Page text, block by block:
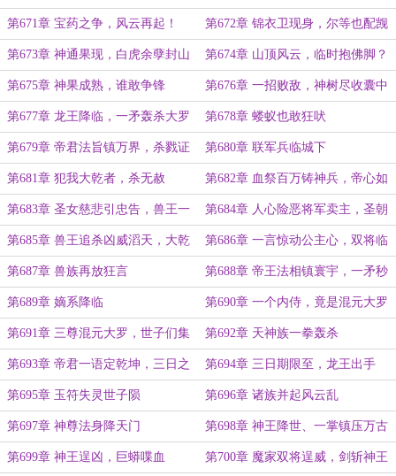
宫劫宝药！
第671章 宝药之争，风云再起！ 第672章 锦衣卫现身，尔等也配觊
觎？
第673章 神通果现，白虎余孽封山 第674章 山顶风云，临时抱佛脚？
第675章 神果成熟，谁敢争锋 第676章 一招败敌，神树尽收囊中
第677章 龙王降临，一矛轰杀大罗 第678章 蝼蚁也敢狂吠
第679章 帝君法旨镇万界，杀戮证
道！
第680章 联军兵临城下
第681章 犯我大乾者，杀无赦 第682章 血祭百万铸神兵，帝心如
铁视苍生
第683章 圣女慈悲引忠告，兽王一
怒天下惊！
第684章 人心险恶将军卖主，圣朝
威严一念灭城
第685章 兽王追杀凶威滔天，大乾
神将霸气护短
第686章 一言惊动公主心，双将临
凡斩兽王
第687章 兽族再放狂言 第688章 帝王法相镇寰宇，一矛秒
杀兽族之王
第689章 嫡系降临 第690章 一个内侍，竟是混元大罗
第691章 三尊混元大罗，世子们集
体沉默
第692章 天神族一拳轰杀
第693章 帝君一语定乾坤，三日之
期
第694章 三日期限至，龙王出手
第695章 玉符失灵世子陨 第696章 诸族并起风云乱
第697章 神尊法身降天门 第698章 神王降世、一掌镇压万古
魔蟒
第699章 神王逞凶，巨蟒喋血 第700章 魔家双将逞威，剑斩神王